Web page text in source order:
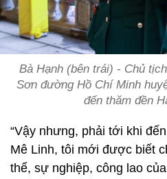
Bà Hạnh (bên trái) - Chủ
Sơn đường Hồ Chí Minh
đến thăm đền
“Vậy nhưng, phải tới khi
Mê Linh, tôi mới được biết
thế, sự nghiệp, công lao